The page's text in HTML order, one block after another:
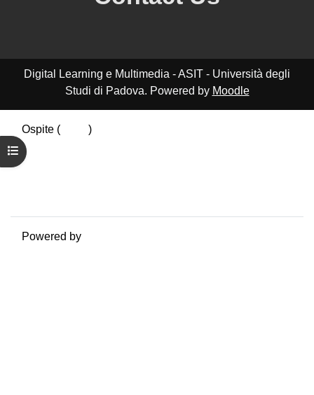
Apri indice del corso
Digital Learning e Multimedia - ASIT - Università degli
Studi di Padova. Powered by Moodle
Ospite (
)
Riepilogo della conservazione dei dati
Politiche
Powered by